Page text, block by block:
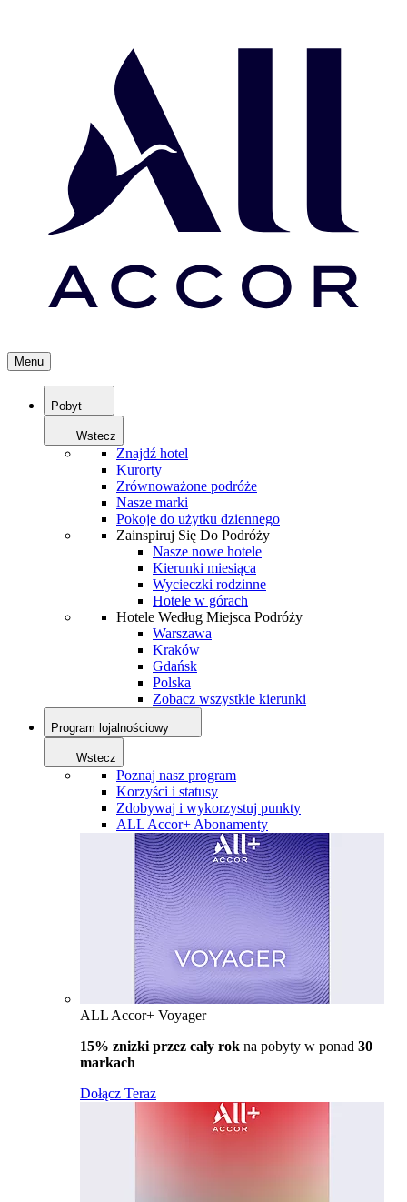
Menu
Pobyt
Wstecz
Znajdź hotel
Kurorty
Zrównoważone podróże
Nasze marki
Pokoje do użytku dziennego
Zainspiruj Się Do Podróży
Nasze nowe hotele
Kierunki miesiąca
Wycieczki rodzinne
Hotele w górach
Hotele Według Miejsca Podróży
Warszawa
Kraków
Gdańsk
Polska
Zobacz wszystkie kierunki
Program lojalnościowy
Wstecz
Poznaj nasz program
Korzyści i statusy
Zdobywaj i wykorzystuj punkty
ALL Accor+ Abonamenty
ALL Accor+ Voyager
15% znizki przez cały rok na pobyty w ponad 30
markach
Dołącz Teraz